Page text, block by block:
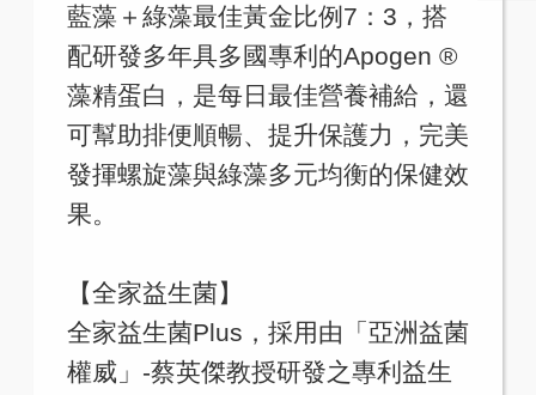
藍藻＋綠藻最佳黃金比例7：3，搭
配研發多年具多國專利的Apogen ®
藻精蛋白，是每日最佳營養補給，還
可幫助排便順暢、提升保護力，完美
發揮螺旋藻與綠藻多元均衡的保健效
果。
【全家益生菌】
全家益生菌Plus，採用由「亞洲益菌
權威」-蔡英傑教授研發之專利益生